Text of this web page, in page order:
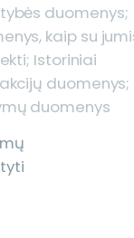
duomenys;
kaip su
Istoriniai
duomenys;
duomenys